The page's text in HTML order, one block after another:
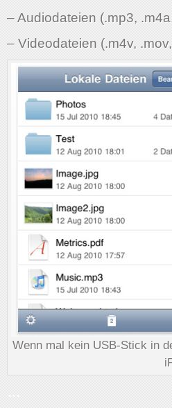
– Audiodateien (.mp3,
– Videodateien (.m4v,
Wenn mal kein USB-Stick in